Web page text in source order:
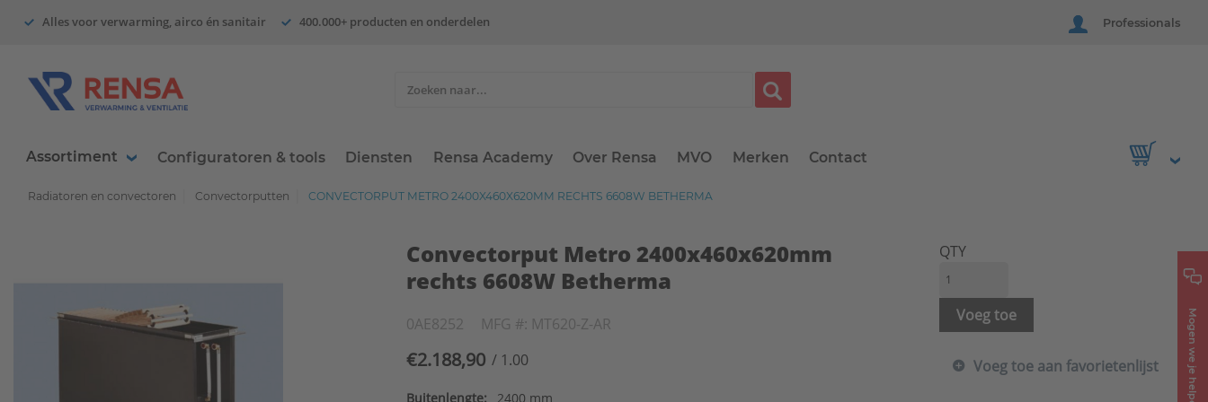
Alles voor verwarming, airco én sanitair 400.000+ producten en onderdelen Professionals
Assortiment Configuratoren & tools Diensten Rensa Academy Over Rensa MVO Merken Contact
Mogen we je helpen?
Radiatoren en convectoren Convectorputten CONVECTORPUT METRO 2400X460X620MM RECHTS 6608W BETHERMA
Convectorput Metro 2400x460x620mm
rechts 6608W Betherma
0AE8252 MFG #: MT620-Z-AR
€2.188,90 / 1.00
Buitenlengte:
2400 mm
QTY
Voeg toe
Voeg toe aan favorietenlijst